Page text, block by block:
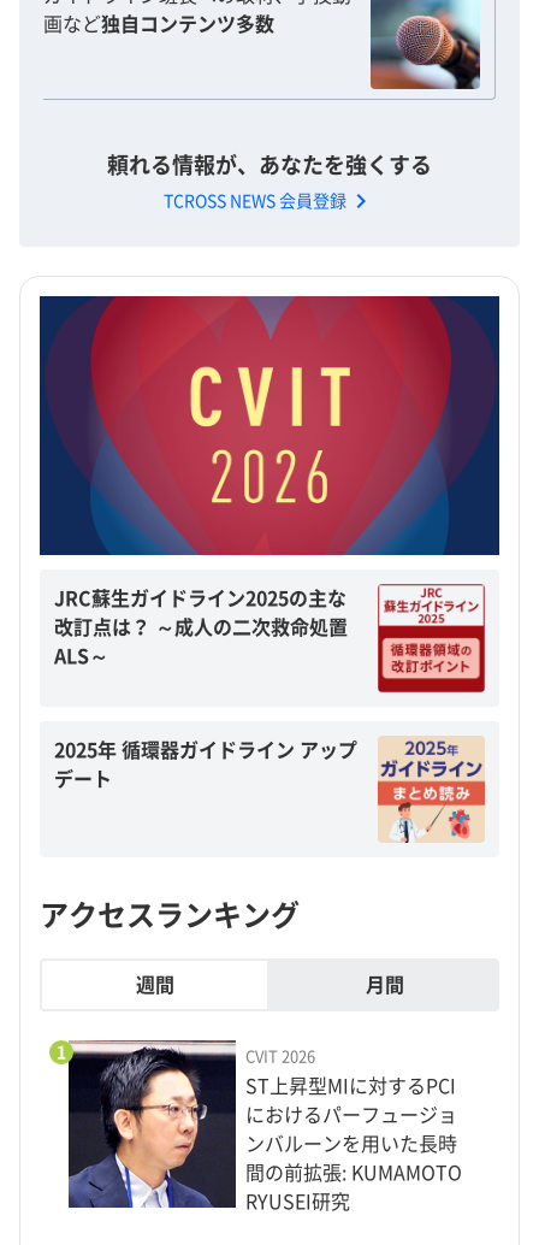
画など独自コンテンツ多数
頼れる情報が、あなたを強くする
TCROSS NEWS 会員登録 chevron_right
JRC蘇生ガイドライン2025の主な
改訂点は？ ～成人の二次救命処置
ALS～
2025年 循環器ガイドライン アップ
デート
アクセスランキング
週間 月間
1 CVIT 2026
ST上昇型MIに対するPCI
におけるパーフュージョ
ンバルーンを用いた長時
間の前拡張: KUMAMOTO
RYUSEI研究